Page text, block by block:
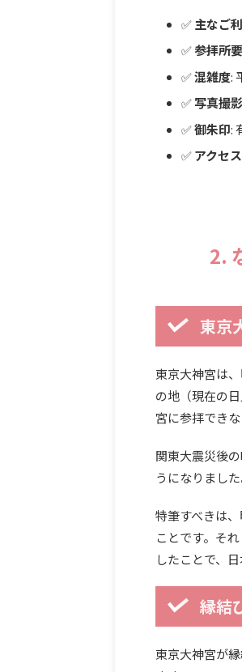
✅ 主なご
✅参拝所
✅混雑度:
✅写真撮影
✅御朱印:
✅アクセス
2.
東京
東京大神宮は
の地（現在の
宮に参拝でき
関東大震災後
うになりまし
特筆すべきは
ことです。そ
したことで、
縁結
東京大神宮が